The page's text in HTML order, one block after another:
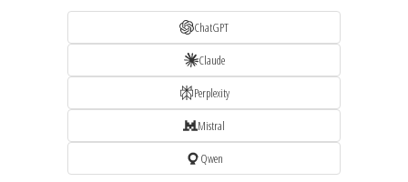
ChatGPT
Claude
Perplexity
Mistral
Qwen